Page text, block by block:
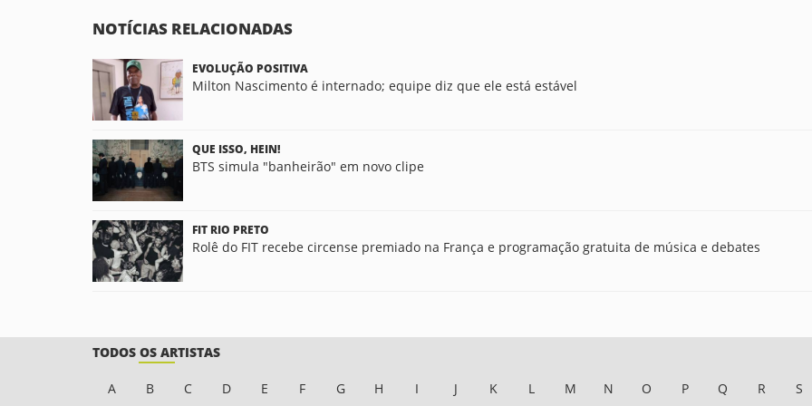
NOTÍCIAS RELACIONADAS
EVOLUÇÃO POSITIVA
Milton Nascimento é internado; equipe diz que ele está estável
QUE ISSO, HEIN!
BTS simula "banheirão" em novo clipe
FIT RIO PRETO
Rolê do FIT recebe circense premiado na França e programação gratuita de música e debates
TODOS OS ARTISTAS
A B C D E F G H I J K L M N O P Q R S